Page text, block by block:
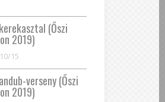
(Őszi
2019)
15
verseny (Őszi
2019)